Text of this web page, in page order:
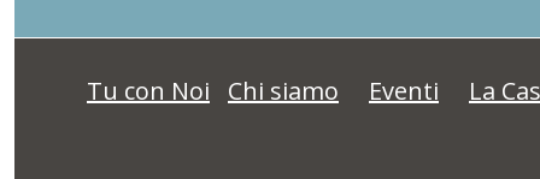
Tu con Noi Chi siamo Eventi La